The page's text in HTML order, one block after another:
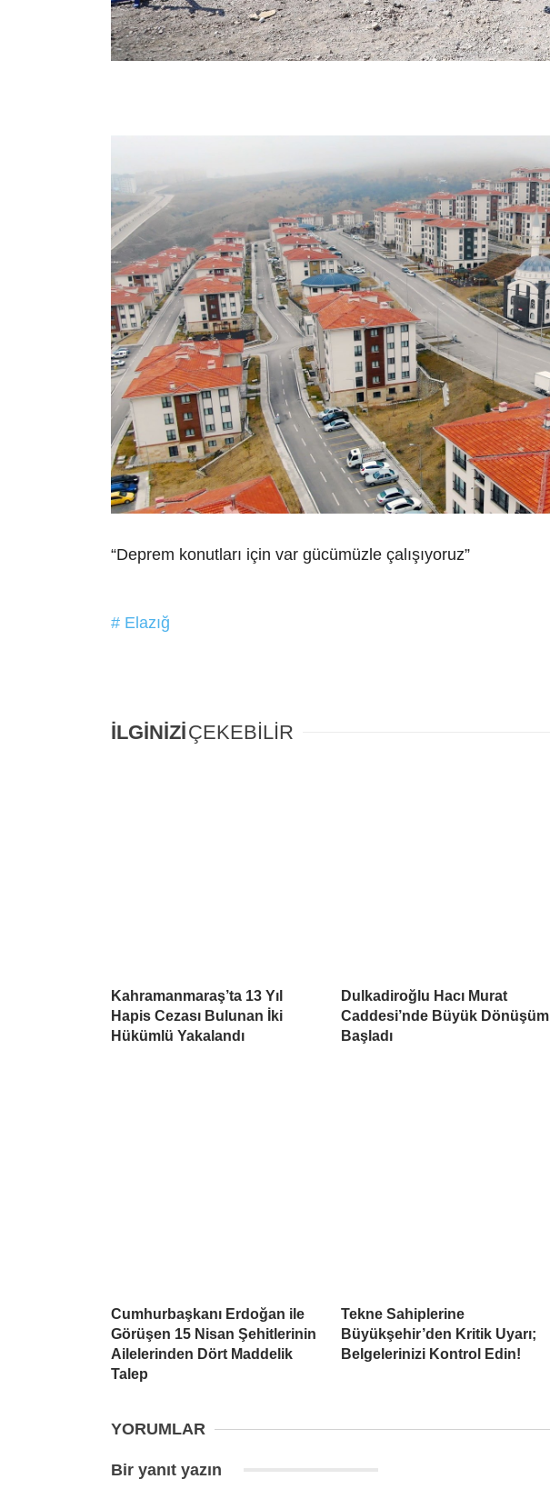
“Deprem konutları için var gücümüzle çalışıyoruz”
# Elazığ
İLGİNİZİÇEKEBİLİR
Kahramanmaraş’ta 13 Yıl
Hapis Cezası Bulunan İki
Hükümlü Yakalandı
Dulkadiroğlu Hacı Murat
Caddesi’nde Büyük Dönüşüm
Başladı
Cumhurbaşkanı Erdoğan ile
Görüşen 15 Nisan Şehitlerinin
Ailelerinden Dört Maddelik
Talep
Tekne Sahiplerine
Büyükşehir’den Kritik Uyarı;
Belgelerinizi Kontrol Edin!
YORUMLAR
Bir yanıt yazın